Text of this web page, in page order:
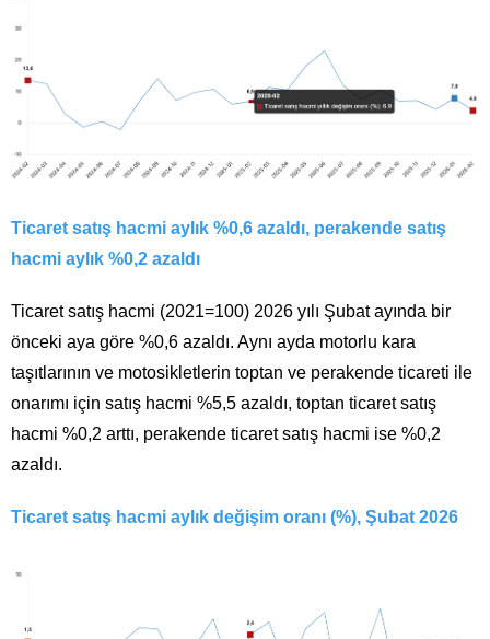
Ticaret satış hacmi aylık %0,6 azaldı, perakende satış
hacmi aylık %0,2 azaldı
Ticaret satış hacmi (2021=100) 2026 yılı Şubat ayında bir
önceki aya göre %0,6 azaldı. Aynı ayda motorlu kara
taşıtlarının ve motosikletlerin toptan ve perakende ticareti ile
onarımı için satış hacmi %5,5 azaldı, toptan ticaret satış
hacmi %0,2 arttı, perakende ticaret satış hacmi ise %0,2
azaldı.
Ticaret satış hacmi aylık değişim oranı (%), Şubat 2026